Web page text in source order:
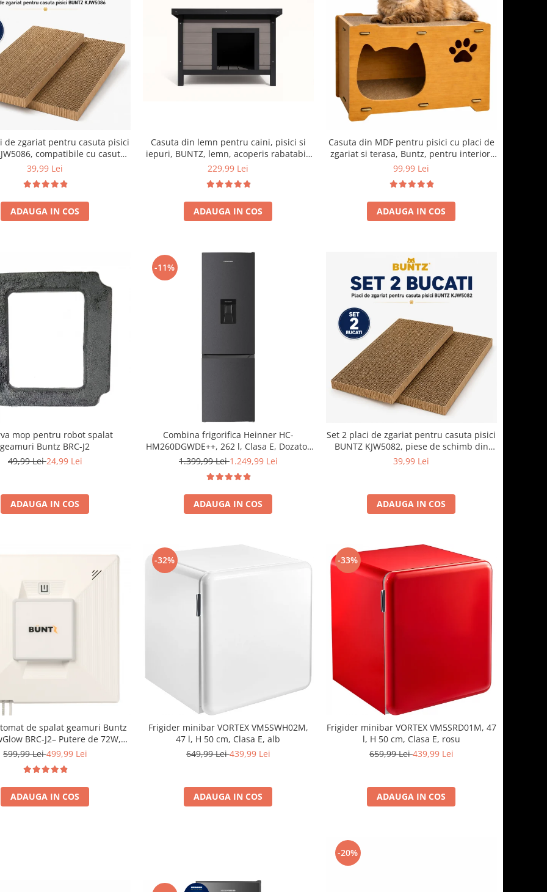
de zgariat pentru casuta pisici
compatibile cu casuta
59 x 28.5 x 35 cm
39,99 Lei
ADAUGA IN COS
Casuta din lemn pentru caini, pisici si
iepuri, BUNTZ, lemn, acoperis rabatabil,
bitumant, impermeabil, perdea
cm, Gri
229,99 Lei
ADAUGA IN COS
Casuta din MDF pentru pisici cu placi de
zgariat si terasa, Buntz, pentru interior,
44x28.5x30.5cm, Maro
99,99 Lei
ADAUGA IN COS
mop pentru robot spalat
geamuri Buntz BRC-J2
49,99 Lei24,99 Lei
ADAUGA IN COS
-11%
Combina frigorifica Heinner HC-
HM260DGWDE++, 262 l, Clasa E, Dozator
de apa, Control electronic cu termostat
180 cm, Gri antracit texturat
1.399,99 Lei1.249,99 Lei
ADAUGA IN COS
Set 2 placi de zgariat pentru casuta pisici
BUNTZ KJW5082, piese de schimb din
carton rezistent, compatibile cu casuta
39,99 Lei
ADAUGA IN COS
de spalat geamuri Buntz
BRC-J2– Putere de 72W,
duala de pulverizare,
599,99 Lei499,99 Lei
ADAUGA IN COS
-32%
Frigider minibar VORTEX VM5SWH02M,
47 l, H 50 cm, Clasa E, alb
649,99 Lei439,99 Lei
ADAUGA IN COS
-33%
Frigider minibar VORTEX VM5SRD01M, 47
l, H 50 cm, Clasa E, rosu
659,99 Lei439,99 Lei
ADAUGA IN COS
-20%